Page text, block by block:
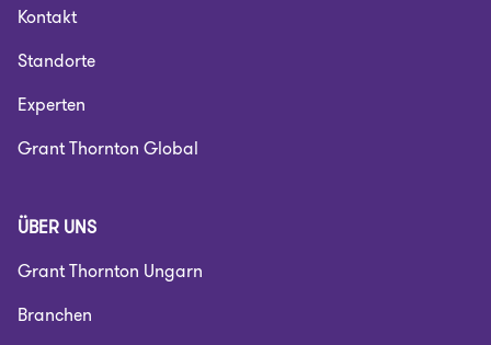
Kontakt
Standorte
Experten
Grant Thornton Global
ÜBER UNS
Grant Thornton Ungarn
Branchen